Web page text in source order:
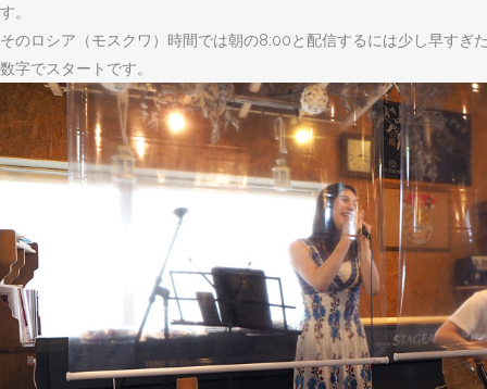
す。
そのロシア（モスクワ）時間では朝の8:00と配信するには少し早すぎ
数字でスタートです。